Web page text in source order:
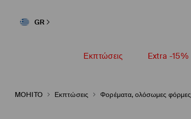
GR
Εκπτώσεις Extra -15%
MOHITO Εκπτώσεις Φορέματα, ολόσωμες φόρμες